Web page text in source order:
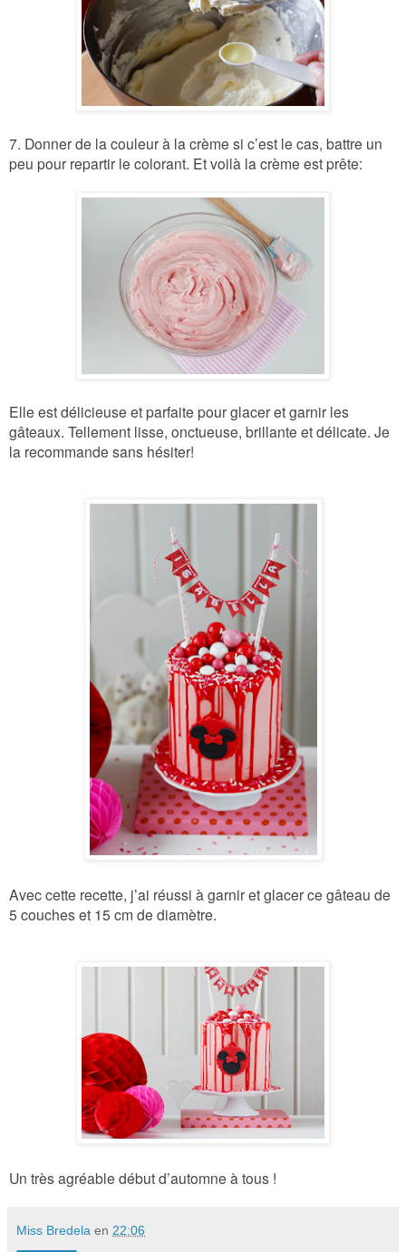
7. Donner de la couleur à la crème si c’est le cas, battre un
peu pour repartir le colorant. Et voilà la crème est prête:
Elle est délicieuse et parfaite pour glacer et garnir les
gâteaux. Tellement lisse, onctueuse, brillante et délicate. Je
la recommande sans hésiter!
Avec cette recette, j’ai réussi à garnir et glacer ce gâteau de
5 couches et 15 cm de diamètre.
Un très agréable début d’automne à tous !
Miss Bredela en 22:06